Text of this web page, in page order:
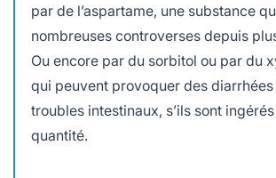
par de l’aspartame, une substance
nombreuses controverses depuis
Ou encore par du sorbitol ou par du
qui peuvent provoquer des
troubles intestinaux, s’ils sont
quantité.